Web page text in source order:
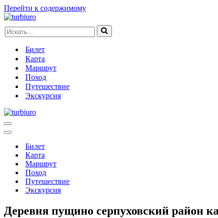
Перейти к содержимому
Искать...
Билет
Карта
Маршрут
Поход
Путешествие
Экскурсия
Меню
навигации
Меню
навигацииБилет
Карта
Маршрут
Поход
Путешествие
Экскурсия
Деревня пущино серпуховский район